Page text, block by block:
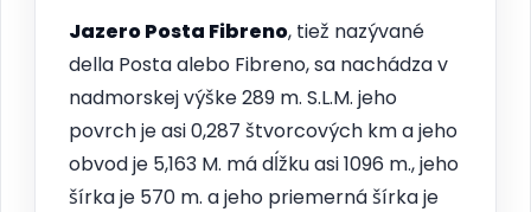
JazeroPosta Fibreno, tiež nazývané
della Posta alebo Fibreno, sa nachádza v
nadmorskej výške 289 m. S.L.M. jeho
povrch je asi 0,287 štvorcových km a jeho
obvod je 5,163 M. má dĺžku asi 1096 m., jeho
šírka je 570 m. a jeho priemerná šírka je